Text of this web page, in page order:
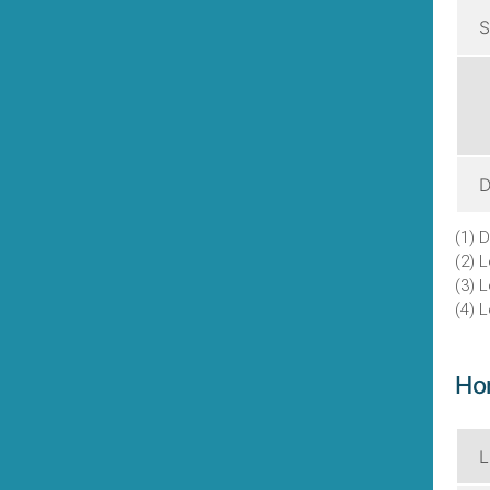
(1)
(2)
(3)
(4)